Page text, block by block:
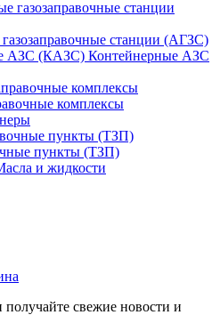
станции (АГЗС)
Контейнерные АЗС
комплексы
пункты (ТЗП)
и жидкости
свежие новости и